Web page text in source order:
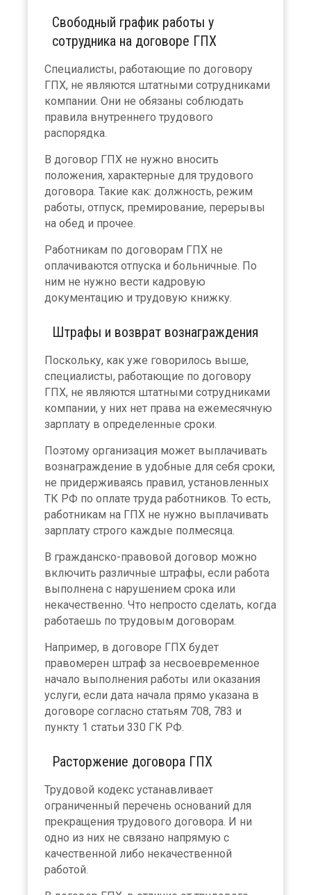
Свободный график работы у
сотрудника на договоре ГПХ
Специалисты, работающие по договору
ГПХ, не являются штатными сотрудниками
компании. Они не обязаны соблюдать
правила внутреннего трудового
распорядка.
В договор ГПХ не нужно вносить
положения, характерные для трудового
договора. Такие как: должность, режим
работы, отпуск, премирование, перерывы
на обед и прочее.
Работникам по договорам ГПХ не
оплачиваются отпуска и больничные. По
ним не нужно вести кадровую
документацию и трудовую книжку.
Штрафы и возврат вознаграждения
Поскольку, как уже говорилось выше,
специалисты, работающие по договору
ГПХ, не являются штатными сотрудниками
компании, у них нет права на ежемесячную
зарплату в определенные сроки.
Поэтому организация может выплачивать
вознаграждение в удобные для себя сроки,
не придерживаясь правил, установленных
ТК РФ по оплате труда работников. То есть,
работникам на ГПХ не нужно выплачивать
зарплату строго каждые полмесяца.
В гражданско-правовой договор можно
включить различные штрафы, если работа
выполнена с нарушением срока или
некачественно. Что непросто сделать, когда
работаешь по трудовым договорам.
Например, в договоре ГПХ будет
правомерен штраф за несвоевременное
начало выполнения работы или оказания
услуги, если дата начала прямо указана в
договоре согласно статьям 708, 783 и
пункту 1 статьи 330 ГК РФ.
Расторжение договора ГПХ
Трудовой кодекс устанавливает
ограниченный перечень оснований для
прекращения трудового договора. И ни
одно из них не связано напрямую с
качественной либо некачественной
работой.